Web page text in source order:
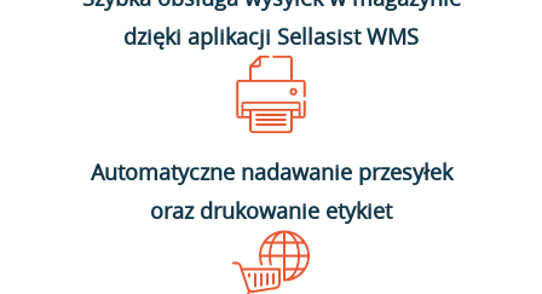
dzięki aplikacji Sellasist WMS
Automatyczne nadawanie przesyłek
oraz drukowanie etykiet